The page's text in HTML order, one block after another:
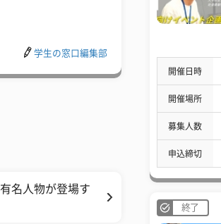
学生の窓口編集部
名人物が登場す
開催日時
開催場所
募集人数
申込締切
終了